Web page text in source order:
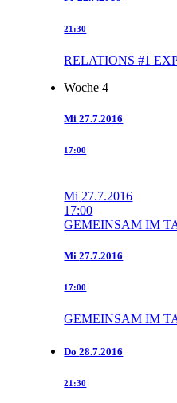
21:30
RELATIONS #1
Woche 4
Mi 27.7.2016
17:00
Mi 27.7.2016
17:00
GEMEINSAM IM
Mi 27.7.2016
17:00
GEMEINSAM IM
Do 28.7.2016
21:30